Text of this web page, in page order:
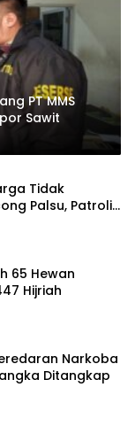
PT MMS
Sawit
Tidak
Palsu, Patroli
65 Hewan
Hijriah
Narkoba
Ditangkap